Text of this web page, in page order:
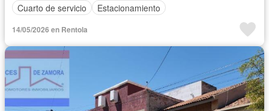
Cuarto de servicio
Estacionamiento
14/05/2026 en Rentola